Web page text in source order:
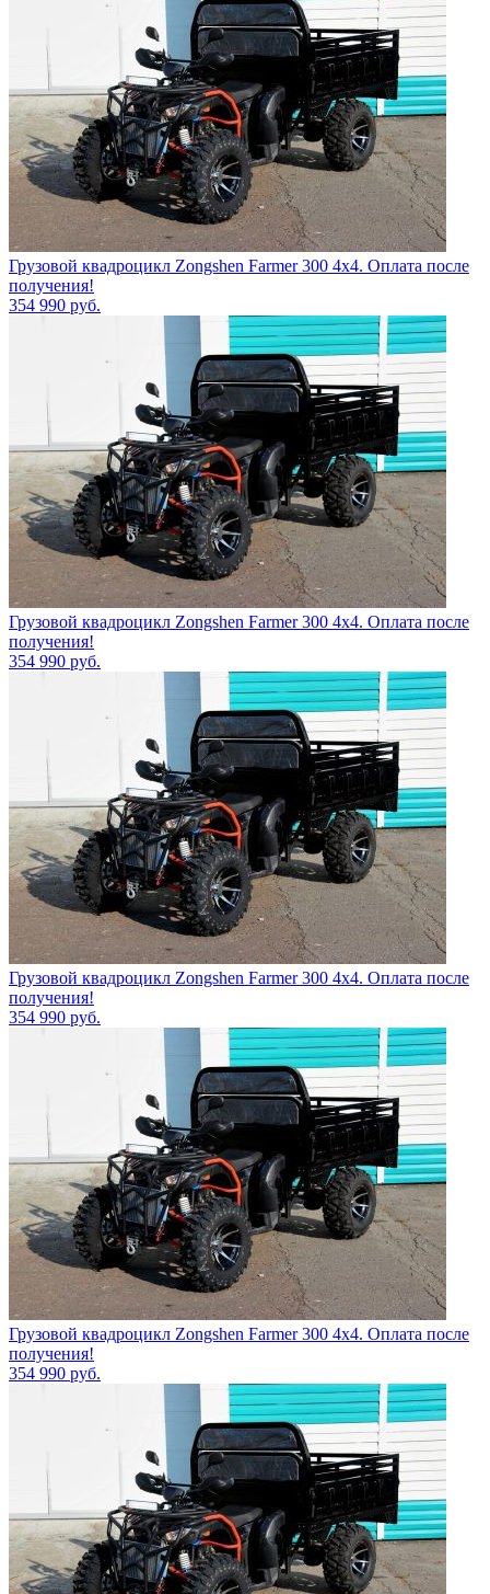
Грузовой квадроцикл Zongshen Farmer 300 4х4. Оплата после
получения!
354 990 руб.
Грузовой квадроцикл Zongshen Farmer 300 4х4. Оплата после
получения!
354 990 руб.
Грузовой квадроцикл Zongshen Farmer 300 4х4. Оплата после
получения!
354 990 руб.
Грузовой квадроцикл Zongshen Farmer 300 4х4. Оплата после
получения!
354 990 руб.